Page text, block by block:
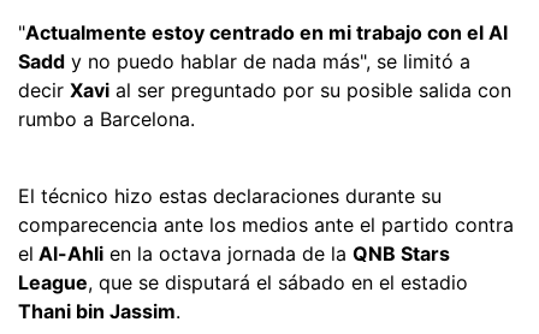
"Actualmente estoy centrado en mi trabajo con el Al
Sadd y no puedo hablar de nada más", se limitó a
decir Xavi al ser preguntado por su posible salida con
rumbo a Barcelona.
El técnico hizo estas declaraciones durante su
comparecencia ante los medios ante el partido contra
el Al-Ahli en la octava jornada de la QNB Stars
League, que se disputará el sábado en el estadio
Thani bin Jassim.